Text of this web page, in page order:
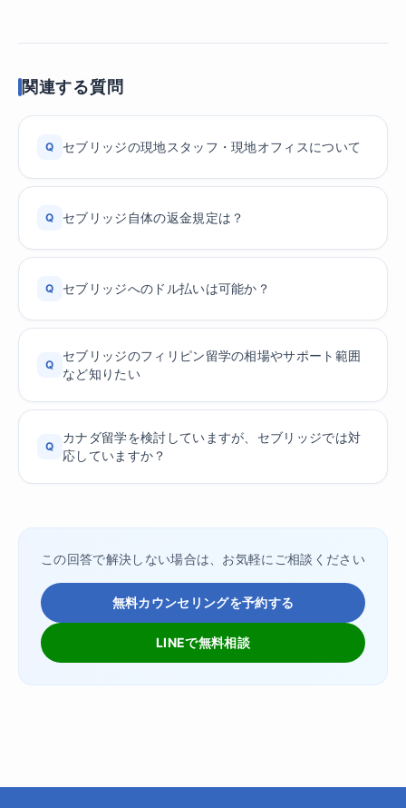
関連する質問
Q セブリッジの現地スタッフ・現地オフィスについて
Q セブリッジ自体の返金規定は？
Q セブリッジへのドル払いは可能か？
Q
セブリッジのフィリピン留学の相場やサポート範囲
など知りたい
Q
カナダ留学を検討していますが、セブリッジでは対
応していますか？
この回答で解決しない場合は、お気軽にご相談ください
無料カウンセリングを予約する
LINEで無料相談